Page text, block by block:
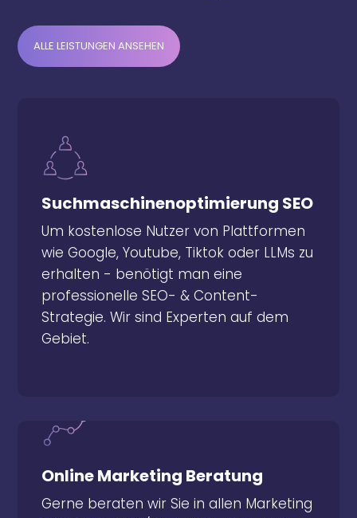
ALLE LEISTUNGEN ANSEHEN
Suchmaschinenoptimierung SEO
Um kostenlose Nutzer von Plattformen
wie Google, Youtube, Tiktok oder LLMs zu
erhalten - benötigt man eine
professionelle SEO- & Content-
Strategie. Wir sind Experten auf dem
Gebiet.
Suchmaschinenoptimierung SEO
Um kostenlose Nutzer von Plattformen
wie Google, Youtube, Tiktok oder LLMs zu
erhalten - benötigt man eine
professionelle SEO- & Content-
Strategie. Wir sind Experten auf dem
Gebiet.
Online Marketing Beratung
Gerne beraten wir Sie in allen Marketing
Online Marketing Beratung
Gerne beraten wir Sie in allen Marketing
Disziplinen. SEO/GEO, Paid-Ads, Social,
Website, lokales Marketing,